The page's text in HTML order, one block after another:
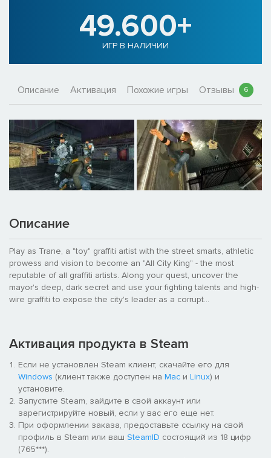
49.600+
ИГР В НАЛИЧИИ
Описание Активация Похожие игры Отзывы 6
Описание
Play as Trane, a "toy" graffiti artist with the street smarts, athletic
prowess and vision to become an "All City King" - the most
reputable of all graffiti artists. Along your quest, uncover the
mayor's deep, dark secret and use your fighting talents and high-
wire graffiti to expose the city's leader as a corrupt...
Активация продукта в Steam
Если не установлен Steam клиент, скачайте его для
Windows (клиент также доступен на Mac и Linux) и
установите.
Запустите Steam, зайдите в свой аккаунт или
зарегистрируйте новый, если у вас его еще нет.
При оформлении заказа, предоставьте ссылку на свой
профиль в Steam или ваш SteamID состоящий из 18 цифр
(765***).